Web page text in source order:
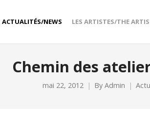
ACTUALITÉS/NEWS LES ARTISTES/THE
Chemin des
mai 22, 2012 By Admin